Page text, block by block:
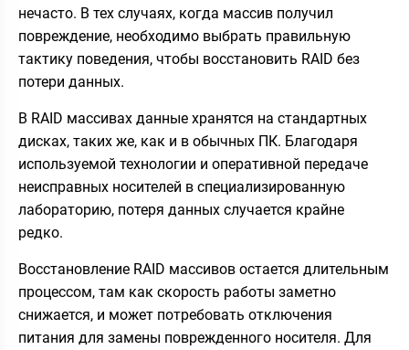
нечасто. В тех случаях, когда массив получил
повреждение, необходимо выбрать правильную
тактику поведения, чтобы восстановить RAID без
потери данных.
В RAID массивах данные хранятся на стандартных
дисках, таких же, как и в обычных ПК. Благодаря
используемой технологии и оперативной передаче
неисправных носителей в специализированную
лабораторию, потеря данных случается крайне
редко.
Восстановление RAID массивов остается длительным
процессом, там как скорость работы заметно
снижается, и может потребовать отключения
питания для замены поврежденного носителя. Для